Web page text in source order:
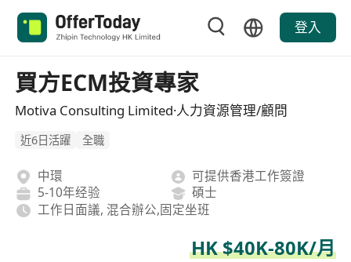
登入
買方ECM投資專家
Motiva Consulting Limited·人力資源管理/顧問
近6日活躍 全職
中環
可提供香港工作簽證
5-10年经验
碩士
工作日面議, 混合辦公,固定坐班
HK $40K-80K/月